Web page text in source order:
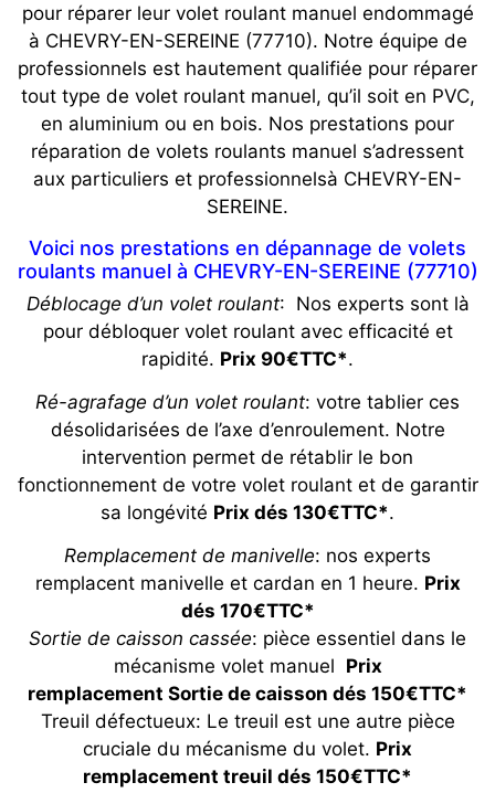
pour réparer leur volet roulant manuel endommagé
à CHEVRY-EN-SEREINE (77710). Notre équipe de
professionnels est hautement qualifiée pour réparer
tout type de volet roulant manuel, qu’il soit en PVC,
en aluminium ou en bois. Nos prestations pour
réparation de volets roulants manuel s’adressent
aux particuliers et professionnelsà CHEVRY-EN-
SEREINE.
Voici nos prestations en dépannage de volets
roulants manuel à CHEVRY-EN-SEREINE (77710)
Déblocage d’un volet roulant: Nos experts sont là
pour débloquer volet roulant avec efficacité et
rapidité. Prix 90€TTC*.
Ré-agrafage d’un volet roulant: votre tablier ces
désolidarisées de l’axe d’enroulement. Notre
intervention permet de rétablir le bon
fonctionnement de votre volet roulant et de garantir
sa longévité Prix dés 130€TTC*.
Remplacement de manivelle: nos experts
remplacent manivelle et cardan en 1 heure. Prix
dés 170€TTC*
Sortie de caisson cassée: pièce essentiel dans le
mécanisme volet manuel Prix
remplacement Sortie de caisson dés 150€TTC*
Treuil défectueux: Le treuil est une autre pièce
cruciale du mécanisme du volet. Prix
remplacement treuil dés 150€TTC*